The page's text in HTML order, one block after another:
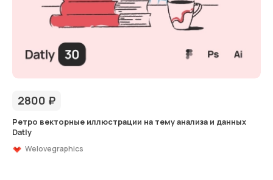
2800 ₽
Ретро векторные иллюстрации на тему анализа и данных
Datly
Welovegraphics